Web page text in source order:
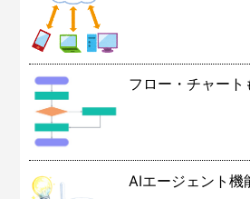
フロー・チャー
AIエージェント機